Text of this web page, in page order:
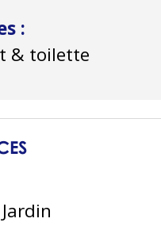
:
& toilette
Jardin